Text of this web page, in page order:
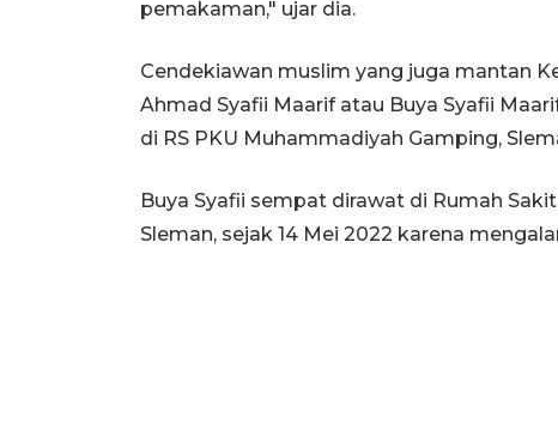
pemakaman," ujar dia.
Cendekiawan muslim yang juga mantan
Ahmad Syafii Maarif atau Buya Syafii
di RS PKU Muhammadiyah Gamping,
Buya Syafii sempat dirawat di Rumah
Sleman, sejak 14 Mei 2022 karena